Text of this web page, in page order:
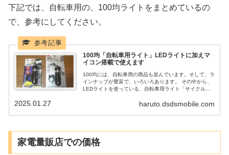
下記では、自転車用の、100均ライトをまとめているの
で、参考にしてください。
100均「自転車用ライト」LEDライトに加えマ
イコン搭載で使えます
100均には、自転車用の商品も並んでいます。そして、ラ
インナップが豊富で、いろいろあります。 その中から、
LEDライトを使っている、自転車用ライト「サイクルフ
円商品としては、優秀なライトになります。
haruto.dsdsmobile.com
2025.01.27
家電量販店での価格